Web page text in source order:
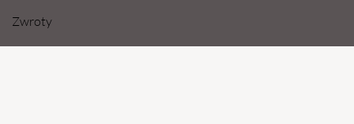
Zwroty
Sposoby i Koszty Dostawy